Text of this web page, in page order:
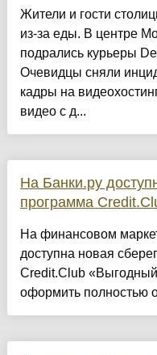
Жители и гости
из-за еды. В центре
подрались курьеры
Очевидцы сняли
кадры на
видео с д...
На Банки.ру
программа
На финансовом
доступна новая
Credit.Club
оформить полностью